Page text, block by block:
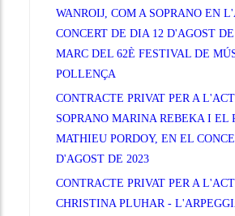
WANROIJ, COM A SOPRANO EN
CONCERT DE DIA 12 D'AGOST
MARC DEL 62È FESTIVAL DE
POLLENÇA
CONTRACTE PRIVAT PER A
SOPRANO MARINA REBEKA I EL
MATHIEU PORDOY, EN EL
D'AGOST DE 2023
CONTRACTE PRIVAT PER A
CHRISTINA PLUHAR -